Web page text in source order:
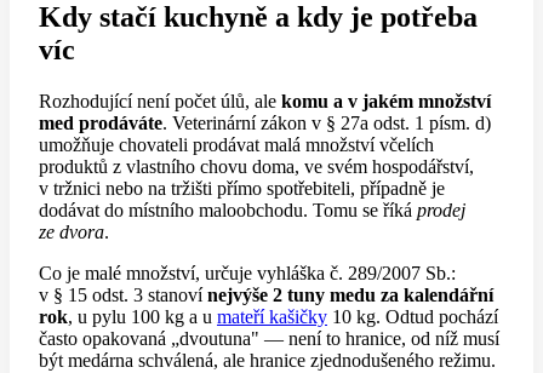
Kdy stačí kuchyně a kdy je potřeba
víc
Rozhodující není počet úlů, ale komu a v jakém množství
med prodáváte. Veterinární zákon v § 27a odst. 1 písm. d)
umožňuje chovateli prodávat malá množství včelích
produktů z vlastního chovu doma, ve svém hospodářství,
v tržnici nebo na tržišti přímo spotřebiteli, případně je
dodávat do místního maloobchodu. Tomu se říká prodej
ze dvora.
Co je malé množství, určuje vyhláška č. 289/2007 Sb.:
v § 15 odst. 3 stanovínejvýše 2 tuny medu za kalendářní
rok, u pylu 100 kg a u mateří kašičky 10 kg. Odtud pochází
často opakovaná „dvoutuna" — není to hranice, od níž musí
být medárna schválená, ale hranice zjednodušeného režimu.